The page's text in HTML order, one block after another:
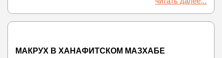
МАКРУХ В ХАНАФИТСКОМ МАЗХАБЕ